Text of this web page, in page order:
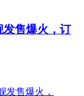
售爆火，订